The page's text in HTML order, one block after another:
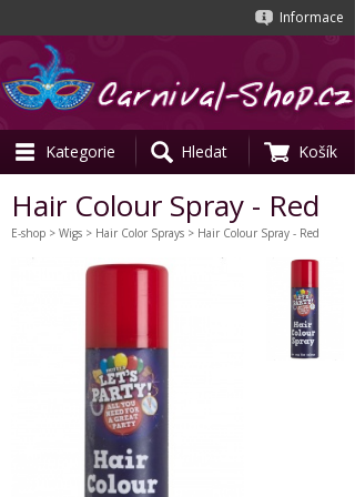
Informace
Kategorie Hledat Košík
Hair Colour Spray - Red
E-shop > Wigs > Hair Color Sprays > Hair Colour Spray - Red